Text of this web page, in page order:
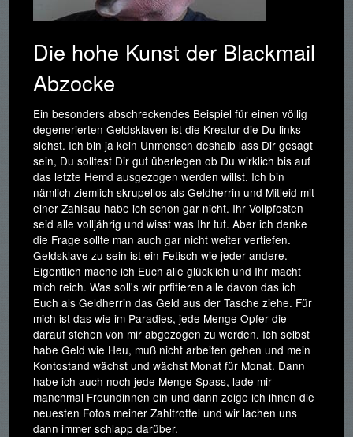
Die hohe Kunst der Blackmail
Abzocke
Ein besonders abschreckendes Beispiel für einen völlig
degenerierten Geldsklaven ist die Kreatur die Du links
siehst. Ich bin ja kein Unmensch deshalb lass Dir gesagt
sein, Du solltest Dir gut überlegen ob Du wirklich bis auf
das letzte Hemd ausgezogen werden willst. Ich bin
nämlich ziemlich skrupellos als Geldherrin und Mitleid mit
einer Zahlsau habe ich schon gar nicht. Ihr Vollpfosten
seid alle volljährig und wisst was Ihr tut. Aber ich denke
die Frage sollte man auch gar nicht weiter vertiefen.
Geldsklave zu sein ist ein Fetisch wie jeder andere.
Eigentlich mache ich Euch alle glücklich und Ihr macht
mich reich. Was soll's wir prfitieren alle davon das ich
Euch als Geldherrin das Geld aus der Tasche ziehe. Für
mich ist das wie im Paradies, jede Menge Opfer die
darauf stehen von mir abgezogen zu werden. Ich selbst
habe Geld wie Heu, muß nicht arbeiten gehen und mein
Kontostand wächst und wächst Monat für Monat. Dann
habe ich auch noch jede Menge Spass, lade mir
manchmal Freundinnen ein und dann zeige ich ihnen die
neuesten Fotos meiner Zahltrottel und wir lachen uns
dann immer schlapp darüber.